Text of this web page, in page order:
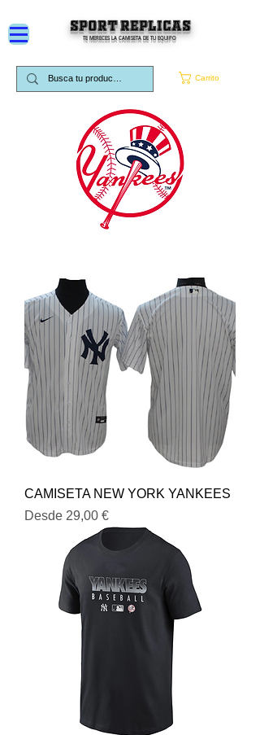
Carrito
SPORT REPLICAS
TE MERECES LA CAMISETA DE TU EQUIPO
CAMISETA NEW YORK YANKEES
Desde 29,00 €
Precio de oferta